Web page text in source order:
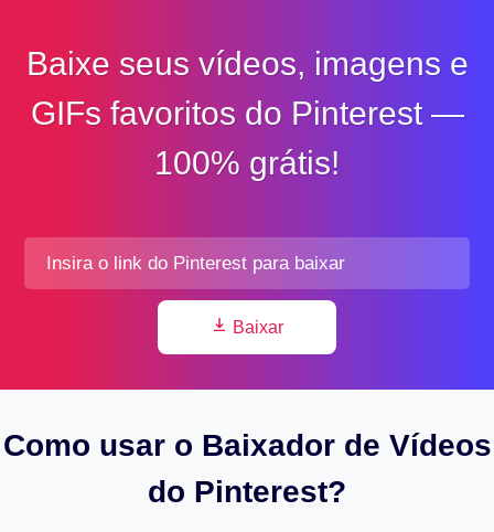
Baixe seus vídeos, imagens e
GIFs favoritos do Pinterest —
100% grátis!
Baixar
Como usar o Baixador de Vídeos
do Pinterest?